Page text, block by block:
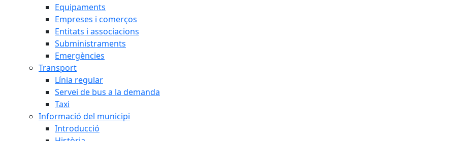
Equipaments
Empreses i comerços
Entitats i associacions
Subministraments
Emergències
Transport
Línia regular
Servei de bus a la demanda
Taxi
Informació del municipi
Introducció